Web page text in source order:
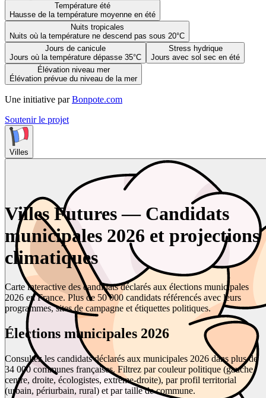
Température été
Hausse de la température moyenne en été
Nuits tropicales
Nuits où la température ne descend pas sous 20°C
Jours de canicule
Jours où la température dépasse 35°C
Stress hydrique
Jours avec sol sec en été
Élévation niveau mer
Élévation prévue du niveau de la mer
Une initiative par Bonpote.com
Soutenir le projet
Villes
Villes Futures — Candidats
municipales 2026 et projections
climatiques
Carte interactive des candidats déclarés aux élections municipales
2026 en France. Plus de 50 000 candidats référencés avec leurs
programmes, sites de campagne et étiquettes politiques.
Élections municipales 2026
Consultez les candidats déclarés aux municipales 2026 dans plus de
34 000 communes françaises. Filtrez par couleur politique (gauche,
centre, droite, écologistes, extrême-droite), par profil territorial
(urbain, périurbain, rural) et par taille de commune.